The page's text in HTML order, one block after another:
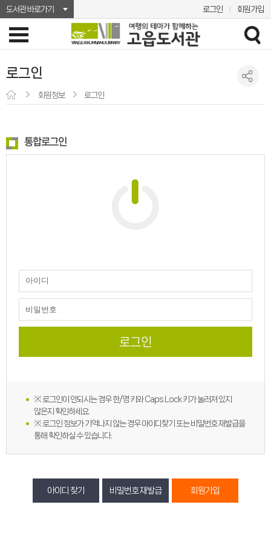
도서관 바로가기 로그인 회원가입
로그인
회원정보 로그인
통합로그인
※ 로그인이 안되시는 경우 한/영 키와 Caps Lock 키가 눌러져 있지
않은지 확인하세요.
※ 로그인 정보가 기억나지 않는 경우 아이디찾기 또는 비밀번호 재발급을
통해 확인하실 수 있습니다.
아이디 찾기 비밀번호 재발급 회원가입